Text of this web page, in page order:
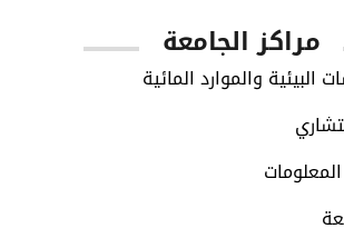
مراكز الجامعة
البيئية والموارد المائية